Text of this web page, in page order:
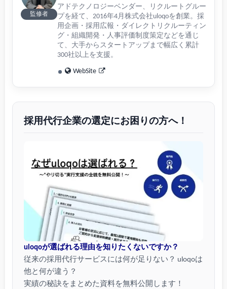
監修者
アドテクノロジーベンダー、リクルートグルー
プを経て、2016年4月株式会社uloqoを創業。採
用企画・採用広報・ダイレクトリクルーティン
グ・組織開発・人事評価制度策定などを通じ
て、大手からスタートアップまで幅広く累計
300社以上を支援。
WebSite
採用代行企業の選定にお困りの方へ！
uloqoが選ばれる理由を知りたくないですか？
従来の採用代行サービスには何が足りない？ uloqoは
他と何が違う？
実績の秘訣をまとめた資料を無料公開します！